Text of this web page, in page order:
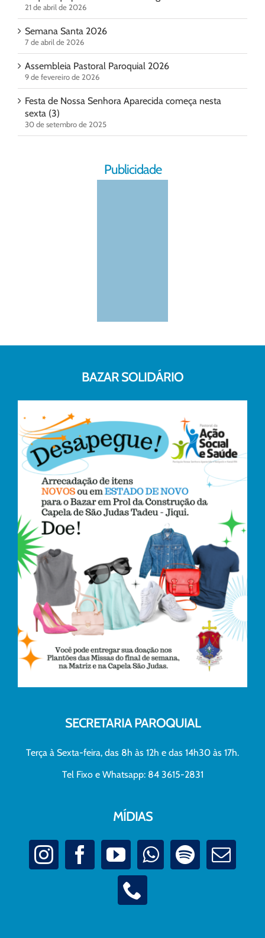
21 de abril de 2026
Semana Santa 2026
7 de abril de 2026
Assembleia Pastoral Paroquial 2026
9 de fevereiro de 2026
Festa de Nossa Senhora Aparecida começa nesta
sexta (3)
30 de setembro de 2025
Publicidade
BAZAR SOLIDÁRIO
SECRETARIA PAROQUIAL
Terça à Sexta-feira, das 8h às 12h e das 14h30 às 17h.
Tel Fixo e Whatsapp: 84 3615-2831
MÍDIAS